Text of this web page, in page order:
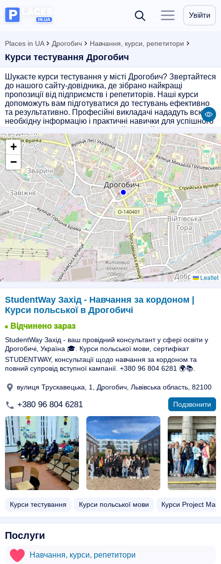
Увійти
Places in UA Дрогобич Навчання, курси, репетитори
Курси тестування Дрогобич
Шукаєте курси тестування у місті Дрогобич? Звертайтеся
до нашого сайту-довідника, де зібрано найкращі
пропозиції від підприємств і репетиторів. Наші курси
допоможуть вам підготуватися до тестувань ефективно
та результативно. Професійні викладачі нададуть всю
необхідну інформацію і практичні навички для успішного
формат навчання. Запишіться на курси вже сьогодні і
підготуйтеся до успішного проходження тестувань!
+
−
Leaflet
StudentWay Захід - Навчання за кордоном |
Курси польської в Дрогобичі
Відчинено зараз
StudentWay Захід - ваш провідний консультант у сфері освіти у
Дрогобичі, Україна 🎓. Курси польської мови, сертифікат
STUDENTWAY, консультації щодо навчання за кордоном та
повний супровід вступної кампанії. +380 96 804 6281 🌍📚.
вулиця Трускавецька, 1, Дрогобич, Львівська область, 82100
+380 96 804 6281 Подзвонити
Курси тестування Курси польської мови Курси Project
Послуги
Навчання, курси, репетитори